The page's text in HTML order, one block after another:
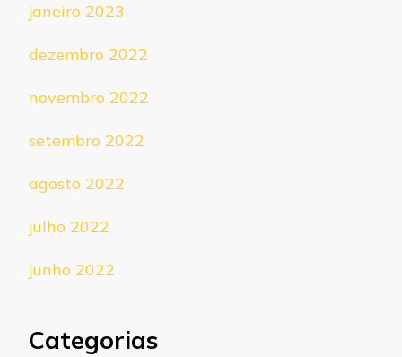
janeiro 2023
dezembro 2022
novembro 2022
setembro 2022
agosto 2022
julho 2022
junho 2022
Categorias